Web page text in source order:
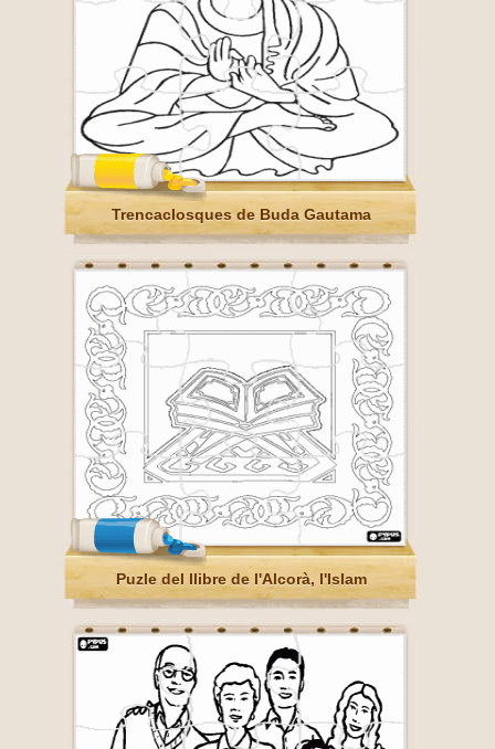
Trencaclosques de Buda Gautama
Puzle del llibre de l'Alcorà, l'Islam